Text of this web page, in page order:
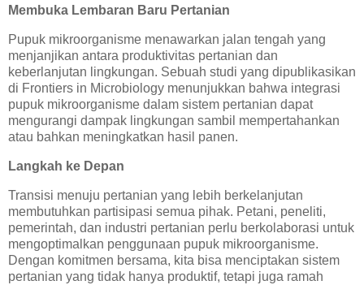
Membuka Lembaran Baru Pertanian
Pupuk mikroorganisme menawarkan jalan tengah yang
menjanjikan antara produktivitas pertanian dan
keberlanjutan lingkungan. Sebuah studi yang dipublikasikan
di Frontiers in Microbiology menunjukkan bahwa integrasi
pupuk mikroorganisme dalam sistem pertanian dapat
mengurangi dampak lingkungan sambil mempertahankan
atau bahkan meningkatkan hasil panen.
Langkah ke Depan
Transisi menuju pertanian yang lebih berkelanjutan
membutuhkan partisipasi semua pihak. Petani, peneliti,
pemerintah, dan industri pertanian perlu berkolaborasi untuk
mengoptimalkan penggunaan pupuk mikroorganisme.
Dengan komitmen bersama, kita bisa menciptakan sistem
pertanian yang tidak hanya produktif, tetapi juga ramah